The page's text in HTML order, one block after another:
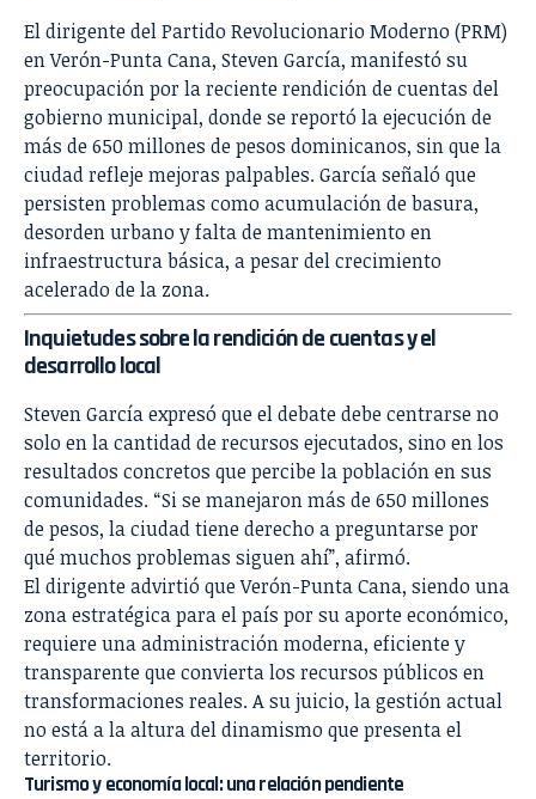
El dirigente del Partido Revolucionario Moderno (PRM)
en Verón-Punta Cana, Steven García, manifestó su
preocupación por la reciente rendición de cuentas del
gobierno municipal, donde se reportó la ejecución de
más de 650 millones de pesos dominicanos, sin que la
ciudad refleje mejoras palpables. García señaló que
persisten problemas como acumulación de basura,
desorden urbano y falta de mantenimiento en
infraestructura básica, a pesar del crecimiento
acelerado de la zona.
Inquietudes sobre la rendición de cuentas y el
desarrollo local
Steven García expresó que el debate debe centrarse no
solo en la cantidad de recursos ejecutados, sino en los
resultados concretos que percibe la población en sus
comunidades. “Si se manejaron más de 650 millones
de pesos, la ciudad tiene derecho a preguntarse por
qué muchos problemas siguen ahí”, afirmó.
El dirigente advirtió que Verón-Punta Cana, siendo una
zona estratégica para el país por su aporte económico,
requiere una administración moderna, eficiente y
transparente que convierta los recursos públicos en
transformaciones reales. A su juicio, la gestión actual
no está a la altura del dinamismo que presenta el
territorio.
Turismo y economía local: una relación pendiente